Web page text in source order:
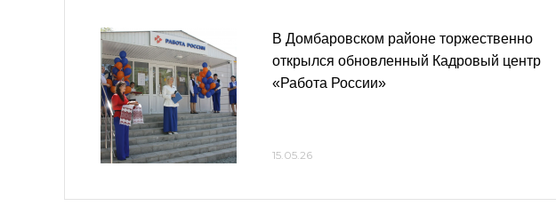
В Домбаровском районе торжественно
открылся обновленный Кадровый центр
«Работа России»
15.05.26